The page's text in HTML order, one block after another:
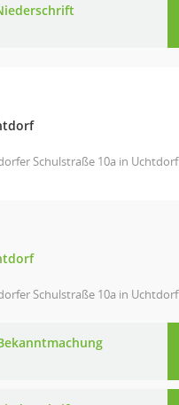
Schulstraße 10a in Uchtdorf
Schulstraße 10a in Uchtdorf